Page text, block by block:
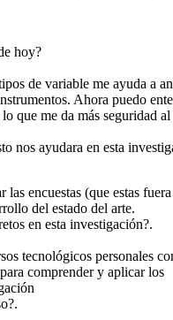
hoy?
de variable me ayuda a
Ahora puedo
que me da más seguridad al
nos ayudara en esta
encuestas (que estas fuera
del estado del arte.
en esta investigación?.
tecnológicos personales
comprender y aplicar los